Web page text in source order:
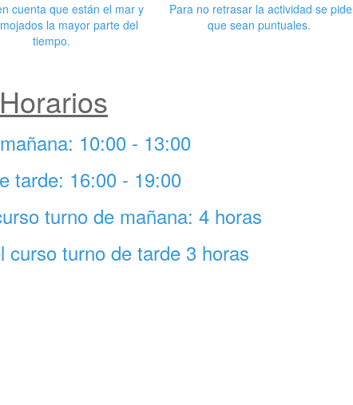
cuenta que están el mar y
la mayor parte del
tiempo.
Para no retrasar la actividad se pide
que sean puntuales.
Horarios
10:00 - 13:00
tarde: 16:00 - 19:00
turno de mañana: 4 horas
curso turno de tarde 3 horas